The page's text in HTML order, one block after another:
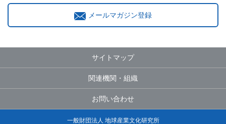
メールマガジン登録
サイトマップ
関連機関・組織
お問い合わせ
一般財団法人 地球産業文化研究所